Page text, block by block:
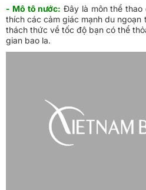
- Mô tô nước: Đây là môn thể thao
thích các cảm giác mạnh du ngoạn
thách thức về tốc độ bạn có thể
gian bao la.